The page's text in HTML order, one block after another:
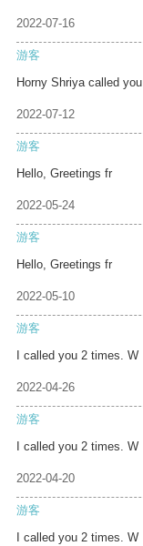
2022-07-16
游客
Horny Shriya called you
2022-07-12
游客
Hello, Greetings fr
2022-05-24
游客
Hello, Greetings fr
2022-05-10
游客
I called you 2 times. W
2022-04-26
游客
I called you 2 times. W
2022-04-20
游客
I called you 2 times. W